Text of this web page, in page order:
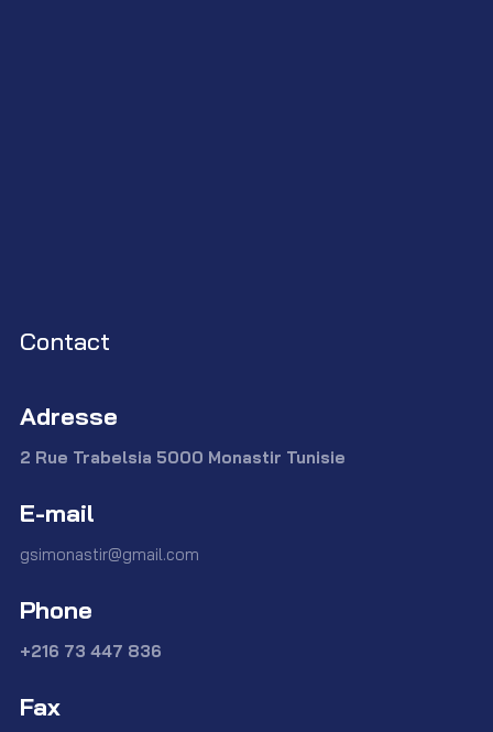
Contact
Adresse
2 Rue Trabelsia 5000 Monastir Tunisie
E-mail
gsimonastir@gmail.com
Phone
+216 73 447 836
Fax